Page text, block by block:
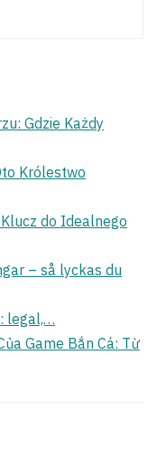
Gdzie Każdy
Królestwo
do Idealnego
– så lyckas du
legal,…
Game Bắn Cá: Từ